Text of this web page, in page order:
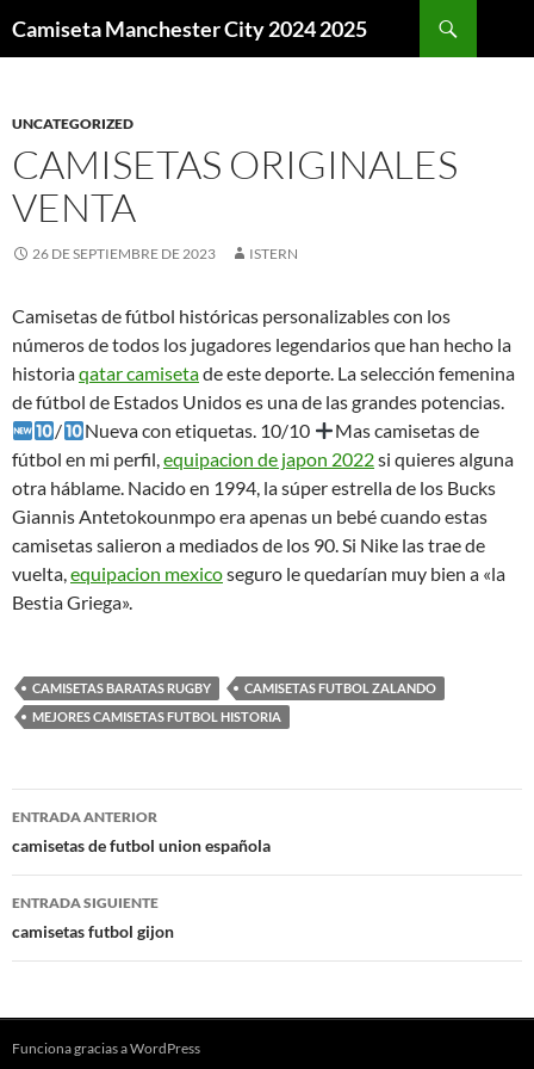
Camiseta Manchester City 2024 2025
UNCATEGORIZED
CAMISETAS ORIGINALES
VENTA
26 DE SEPTIEMBRE DE 2023 ISTERN
Camisetas de fútbol históricas personalizables con los
números de todos los jugadores legendarios que han hecho la
historiaqatar camisetade este deporte. La selección femenina
de fútbol de Estados Unidos es una de las grandes potencias.
/
Nueva con etiquetas. 10/10
Mas camisetas de
fútbol en mi perfil,equipacion de japon 2022si quieres alguna
otra háblame. Nacido en 1994, la súper estrella de los Bucks
Giannis Antetokounmpo era apenas un bebé cuando estas
camisetas salieron a mediados de los 90. Si Nike las trae de
vuelta,equipacion mexicoseguro le quedarían muy bien a «la
Bestia Griega».
CAMISETAS BARATAS RUGBY
CAMISETAS FUTBOL ZALANDO
MEJORES CAMISETAS FUTBOL HISTORIA
Navegación
de
entradas
ENTRADA ANTERIOR
camisetas de futbol union española
ENTRADA SIGUIENTE
camisetas futbol gijon
Funciona gracias a WordPress